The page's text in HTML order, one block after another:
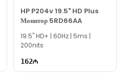
HP P204v 19.5" HD Plus
Монитор 5RD66AA
19.5'' HD+ | 60Hz | 5ms |
200nits
162